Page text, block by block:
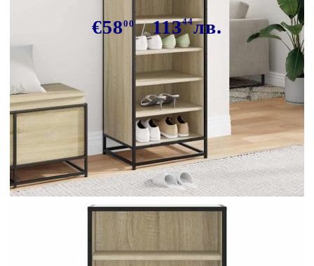
€5800 11344лв.
В наличност: 34 бр.
Време за доставка: 5 до 9 дни
Безплатна доставка до адрес при плащане по банков път
Дъб сонома
48 x 38 x 97,5 см (Ш x Д x
В)